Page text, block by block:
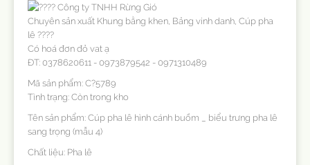
Công ty TNHH Rừng Gió
Chuyên sản xuất Khung bằng khen, Bảng vinh danh, Cúp pha
lê ????
Có hoá đơn đỏ vat ạ
ĐT: 0378620611 - 0973879542 - 0971310489
Mã sản phẩm: C?5789
Tình trạng: Còn trong kho
Tên sản phẩm: Cúp pha lê hình cánh buồm _ biểu trưng pha lê
sang trọng (mẫu 4)
Chất liệu: Pha lê